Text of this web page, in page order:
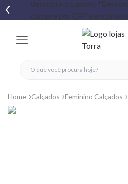
fechar menu
fechar menu
favoritos
Home Calçados Feminino Calçados